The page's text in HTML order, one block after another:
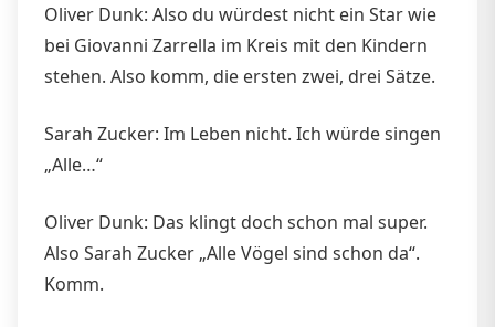
Oliver Dunk: Also du würdest nicht ein Star wie
bei Giovanni Zarrella im Kreis mit den Kindern
stehen. Also komm, die ersten zwei, drei Sätze.
Sarah Zucker: Im Leben nicht. Ich würde singen
„Alle…“
Oliver Dunk: Das klingt doch schon mal super.
Also Sarah Zucker „Alle Vögel sind schon da“.
Komm.